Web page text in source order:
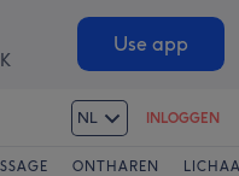
Use app
NL INLOGGEN
ONTHAREN